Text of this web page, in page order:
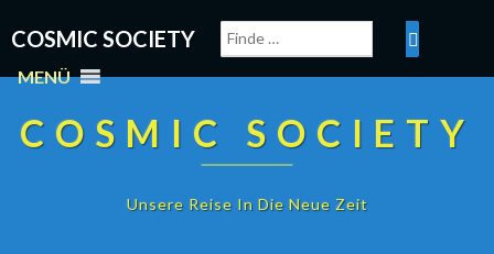
COSMIC SOCIETY
MENÜ
COSMIC SOCIETY
Unsere Reise In Die Neue Zeit